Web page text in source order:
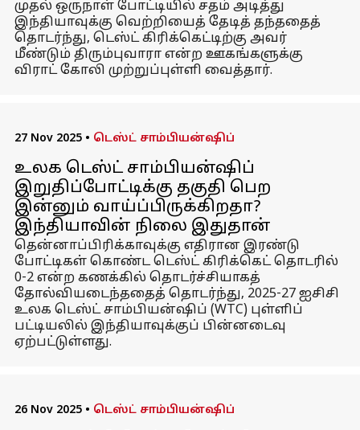
முதல் ஒருநாள் போட்டியில் சதம் அடித்து
இந்தியாவுக்கு வெற்றியைத் தேடித் தந்ததைத்
தொடர்ந்து, டெஸ்ட் கிரிக்கெட்டிற்கு அவர்
மீண்டும் திரும்புவாரா என்ற ஊகங்களுக்கு
விராட் கோலி முற்றுப்புள்ளி வைத்தார்.
27 Nov 2025 • டெஸ்ட் சாம்பியன்ஷிப்
உலக டெஸ்ட் சாம்பியன்ஷிப்
இறுதிப்போட்டிக்கு தகுதி பெற
இன்னும் வாய்ப்பிருக்கிறதா?
இந்தியாவின் நிலை இதுதான்
தென்னாப்பிரிக்காவுக்கு எதிரான இரண்டு
போட்டிகள் கொண்ட டெஸ்ட் கிரிக்கெட் தொடரில்
0-2 என்ற கணக்கில் தொடர்ச்சியாகத்
தோல்வியடைந்ததைத் தொடர்ந்து, 2025-27 ஐசிசி
உலக டெஸ்ட் சாம்பியன்ஷிப் (WTC) புள்ளிப்
பட்டியலில் இந்தியாவுக்குப் பின்னடைவு
ஏற்பட்டுள்ளது.
26 Nov 2025 • டெஸ்ட் சாம்பியன்ஷிப்